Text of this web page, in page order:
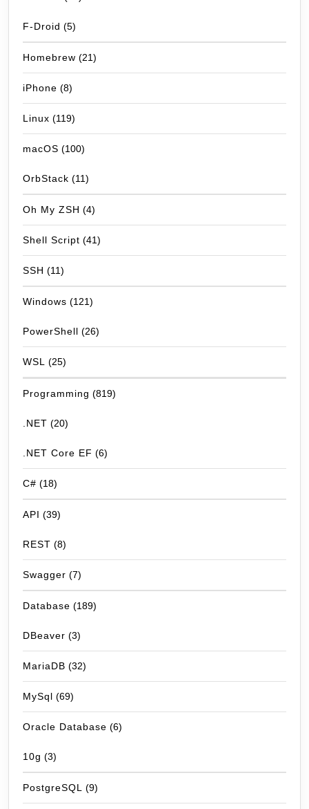
F-Droid (5)
Homebrew (21)
iPhone (8)
Linux (119)
macOS (100)
OrbStack (11)
Oh My ZSH (4)
Shell Script (41)
SSH (11)
Windows (121)
PowerShell (26)
WSL (25)
Programming (819)
.NET (20)
.NET Core EF (6)
C# (18)
API (39)
REST (8)
Swagger (7)
Database (189)
DBeaver (3)
MariaDB (32)
MySql (69)
Oracle Database (6)
10g (3)
PostgreSQL (9)